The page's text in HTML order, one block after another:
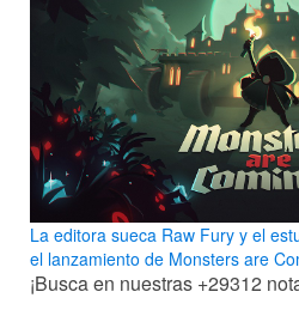
La editora sueca Raw Fury y el
el lanzamiento de Monsters are
¡Busca en nuestras +29312